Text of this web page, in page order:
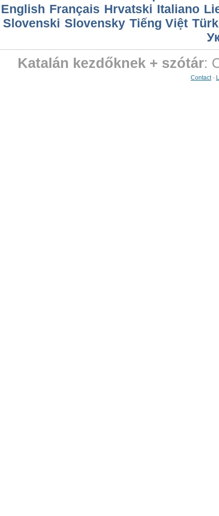
English Français Hrvatski Italiano
Slovenski Slovensky Tiếng Việt
Katalán kezdőknek + szótár:
Contact-